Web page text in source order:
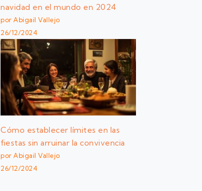
navidad en el mundo en 2024
por Abigail Vallejo
26/12/2024
Cómo establecer límites en las
fiestas sin arruinar la convivencia
por Abigail Vallejo
26/12/2024